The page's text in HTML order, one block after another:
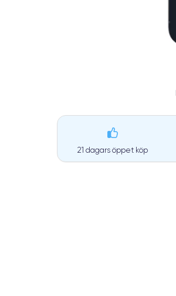
21 dagars öppet köp